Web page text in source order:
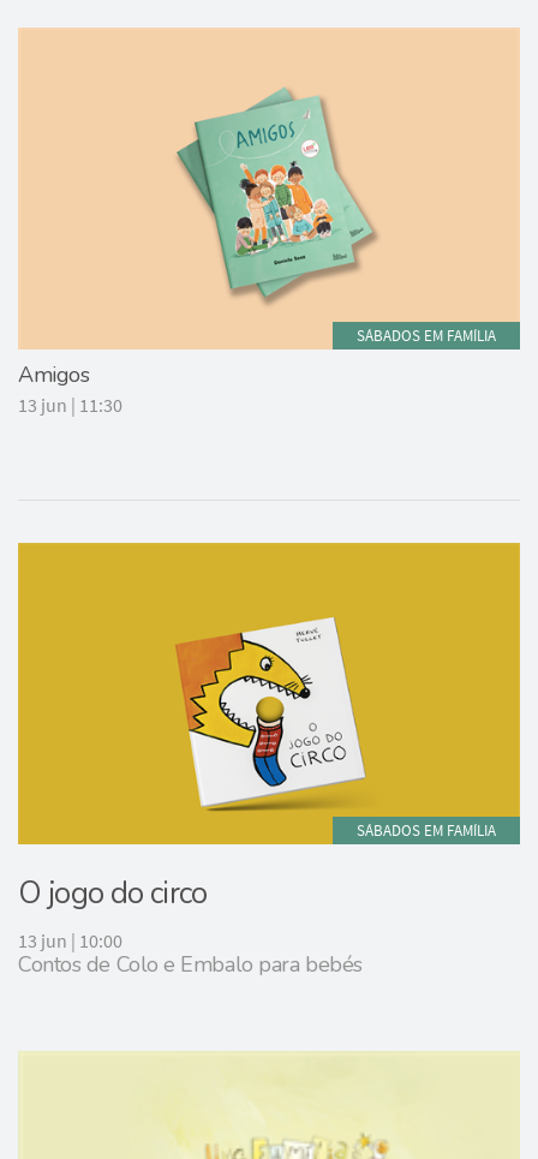
SÁBADOS EM FAMÍLIA
Amigos
13 jun | 11:30
SÁBADOS EM FAMÍLIA
O jogo do circo
13 jun | 10:00
Contos de Colo e Embalo para bebés